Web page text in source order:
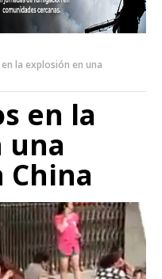
la explosión en una
en la
una